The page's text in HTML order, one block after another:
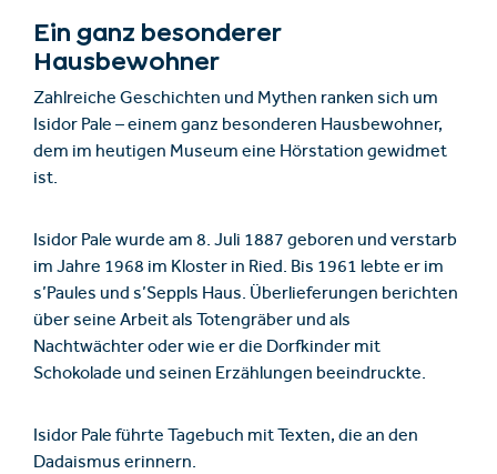
Ein ganz besonderer
Hausbewohner
Zahlreiche Geschichten und Mythen ranken sich um
Isidor Pale – einem ganz besonderen Hausbewohner,
dem im heutigen Museum eine Hörstation gewidmet
ist.
Isidor Pale wurde am 8. Juli 1887 geboren und verstarb
im Jahre 1968 im Kloster in Ried. Bis 1961 lebte er im
s’Paules und s’Seppls Haus. Überlieferungen berichten
über seine Arbeit als Totengräber und als
Nachtwächter oder wie er die Dorfkinder mit
Schokolade und seinen Erzählungen beeindruckte.
Isidor Pale führte Tagebuch mit Texten, die an den
Dadaismus erinnern.